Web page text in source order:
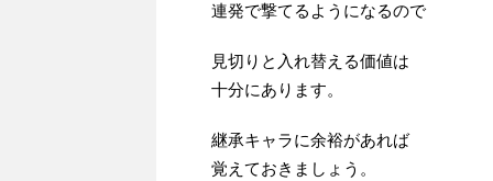
連発で撃てるようになるので
見切りと入れ替える価値は
十分にあります。
継承キャラに余裕があれば
覚えておきましょう。